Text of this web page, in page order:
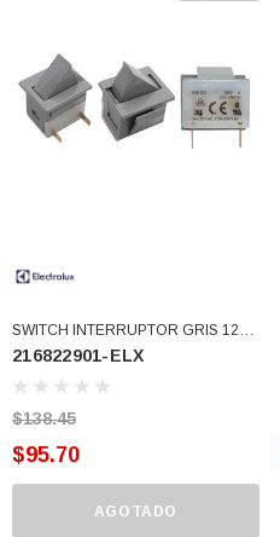
SWITCH INTERRUPTOR GRIS 125V
8AMP 216822900 (216822901-ELX)
216822901-ELX
$138.45
$95.70
AGOTADO